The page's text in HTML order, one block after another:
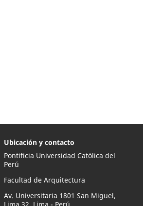
Ubicación y contacto
Pontificia Universidad Católica del
Perú
Facultad de Arquitectura
Av. Universitaria 1801 San Miguel,